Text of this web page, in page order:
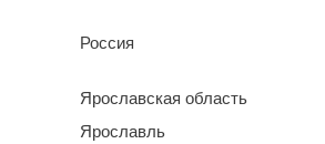
Россия
Ярославская область
Ярославль